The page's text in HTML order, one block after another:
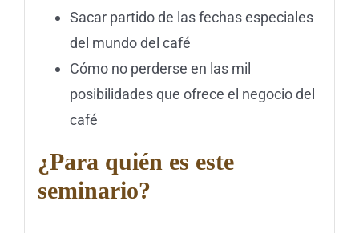
Sacar partido de las fechas especiales
del mundo del café
Cómo no perderse en las mil
posibilidades que ofrece el negocio del
café
¿Para quién es este
seminario?